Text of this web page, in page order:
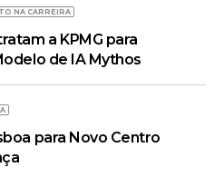
NA CARREIRA
a KPMG para
de IA Mythos
para Novo Centro